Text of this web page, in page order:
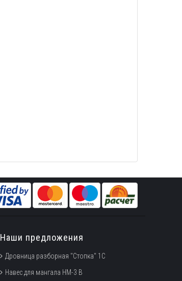
Наши предложения
Дровница разборная "Стопка" 1С
Навес для мангала НМ-3 В